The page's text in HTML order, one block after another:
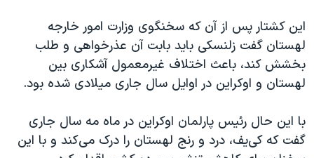
این کشتار پس از آن که سخنگوی وزارت امور خارجه
لهستان گفت زلنسکی باید بابت آن عذرخواهی و طلب
بخشش کند، باعث اختلاف غیرمعمول آشکاری بین
لهستان و اوکراین در اوایل سال جاری میلادی شده بود.
با این حال رئیس پارلمان اوکراین در ماه مه سال جاری
گفت که کی‌یف، درد و رنج لهستان را درک می‌کند و با این